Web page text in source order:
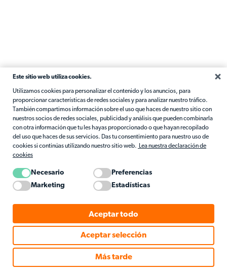
Este sitio web utiliza cookies.
Utilizamos cookies para personalizar el contenido y los anuncios, para
proporcionar características de redes sociales y para analizar nuestro tráfico.
También compartimos información sobre el uso que haces de nuestro sitio con
nuestros socios de redes sociales, publicidad y análisis que pueden combinarla
con otra información que tu les hayas proporcionado o que hayan recopilado
del uso que haces de sus servicios. Das tu consentimiento para nuestro uso de
cookies si continúas utilizando nuestro sitio web. Lea nuestra declaración de
cookies
Necesario
Preferencias
Marketing
Estadísticas
Aceptar todo
Aceptar selección
Más tarde